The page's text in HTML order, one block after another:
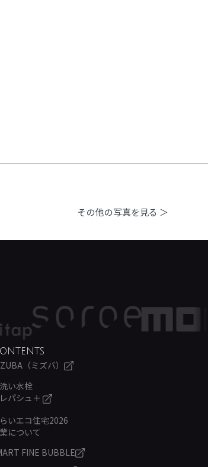
その他の写真を見る ＞
（ミズバ）
い水栓
パシュ＋
いエコ住宅2026
について
FINE BUBBLE